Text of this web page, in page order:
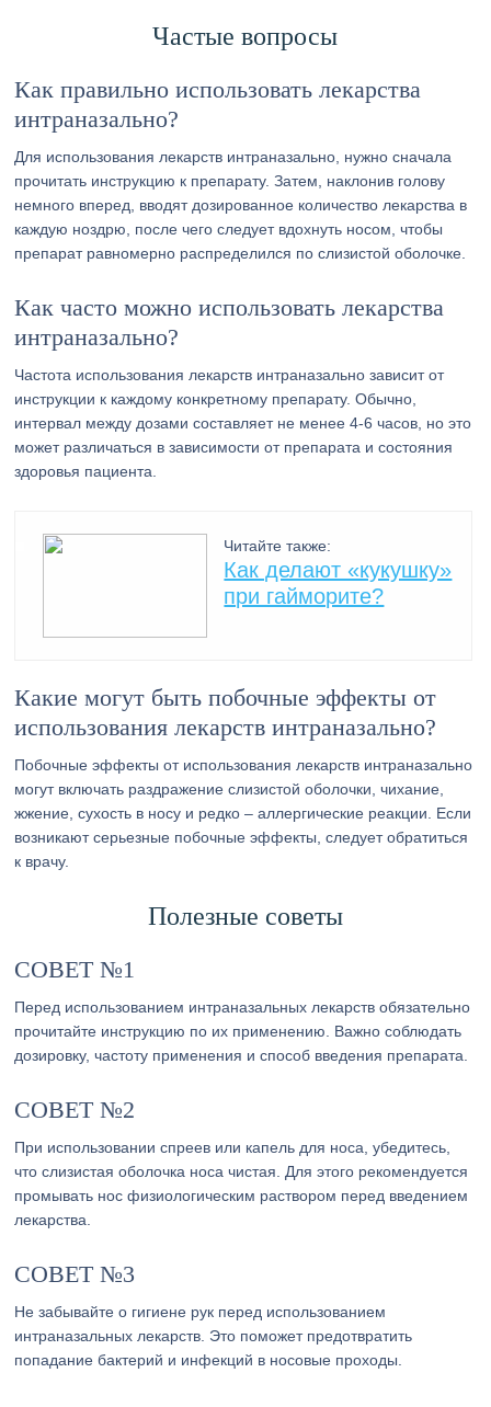
Частые вопросы
Как правильно использовать лекарства
интраназально?
Для использования лекарств интраназально, нужно сначала
прочитать инструкцию к препарату. Затем, наклонив голову
немного вперед, вводят дозированное количество лекарства в
каждую ноздрю, после чего следует вдохнуть носом, чтобы
препарат равномерно распределился по слизистой оболочке.
Как часто можно использовать лекарства
интраназально?
Частота использования лекарств интраназально зависит от
инструкции к каждому конкретному препарату. Обычно,
интервал между дозами составляет не менее 4-6 часов, но это
может различаться в зависимости от препарата и состояния
здоровья пациента.
Читайте также:
Как делают «кукушку»
при гайморите?
Какие могут быть побочные эффекты от
использования лекарств интраназально?
Побочные эффекты от использования лекарств интраназально
могут включать раздражение слизистой оболочки, чихание,
жжение, сухость в носу и редко – аллергические реакции. Если
возникают серьезные побочные эффекты, следует обратиться
к врачу.
Полезные советы
СОВЕТ №1
Перед использованием интраназальных лекарств обязательно
прочитайте инструкцию по их применению. Важно соблюдать
дозировку, частоту применения и способ введения препарата.
СОВЕТ №2
При использовании спреев или капель для носа, убедитесь,
что слизистая оболочка носа чистая. Для этого рекомендуется
промывать нос физиологическим раствором перед введением
лекарства.
СОВЕТ №3
Не забывайте о гигиене рук перед использованием
интраназальных лекарств. Это поможет предотвратить
попадание бактерий и инфекций в носовые проходы.